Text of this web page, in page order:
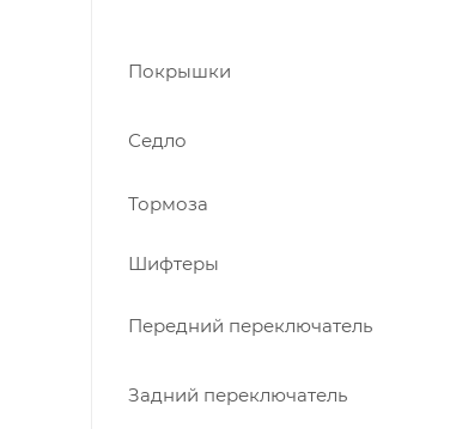
Покрышки
Седло
Тормоза
Шифтеры
Передний переключатель
Задний переключатель